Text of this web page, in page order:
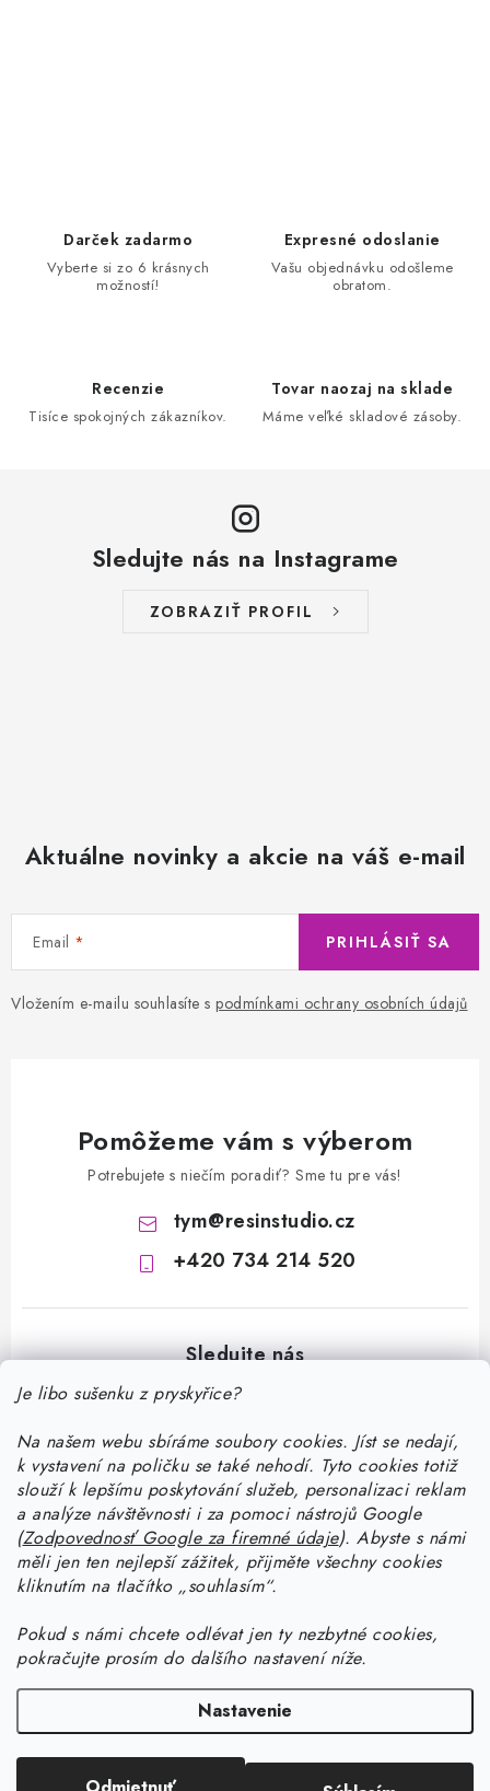
Je libo sušenku z pryskyřice?
Na našem webu sbíráme soubory cookies. Jíst se nedají,
k vystavení na poličku se také nehodí. Tyto cookies totiž
slouží k lepšímu poskytování služeb, personalizaci reklam
a analýze návštěvnosti i za pomoci nástrojů Google
(Zodpovednosť Google za firemné údaje). Abyste s námi
měli jen ten nejlepší zážitek, přijměte všechny cookies
kliknutím na tlačítko „souhlasím“.
Pokud s námi chcete odlévat jen ty nezbytné cookies,
pokračujte prosím do dalšího nastavení níže.
Nastavenie
Darček zadarmo
Vyberte si zo 6 krásnych
možností!
Expresné odoslanie
Vašu objednávku odošleme
obratom.
Recenzie
Tisíce spokojných zákazníkov.
Tovar naozaj na sklade
Máme veľké skladové zásoby.
Sledujte nás na Instagrame
ZOBRAZIŤ PROFIL
Aktuálne novinky a akcie na váš e-mail
Email
Vložením e-mailu souhlasíte s podmínkami ochrany osobních údajů
PRIHLÁSIŤ SA
Pomôžeme vám s výberom
Potrebujete s niečím poradiť? Sme tu pre vás!
tym@resinstudio.cz
+420 734 214 520
Informace pro vás
Doprava a platba
Stav objednávky
Sledujte nás
Ako pracovať so živicou
Začnite tvoriť so živicou: stiahnite si zadarmo e-book pre
začiatočníkov
Ako dlho tvrdne živica a ako urýchliť tvrdnutie živice?
Ako vybrať živicu — rádca na výber živice
Návody na výrobky zo živice
Začnite tvoriť so živicou: stiahnite si zadarmo e-book pre
Ako vyrobiť šperk z UV živice s krčeným efektom
. Všetky práva vyhradené.Upraviť nastavenie